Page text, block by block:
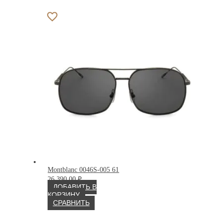
Montblanc 0046S-005 61
26 390.00₽
ДОБАВИТЬ В
КОРЗИНУ
СРАВНИТЬ